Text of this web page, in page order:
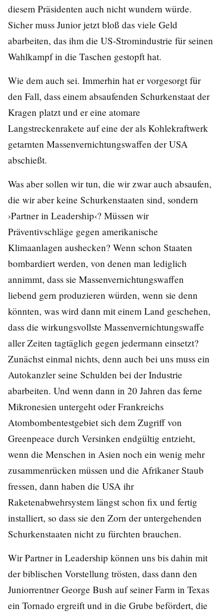
diesem Präsidenten auch nicht wundern würde.
Sicher muss Junior jetzt bloß das viele Geld
abarbeiten, das ihm die US-Stromindustrie für seinen
Wahlkampf in die Taschen gestopft hat.
Wie dem auch sei. Immerhin hat er vorgesorgt für
den Fall, dass einem absaufenden Schurkenstaat der
Kragen platzt und er eine atomare
Langstreckenrakete auf eine der als Kohlekraftwerk
getarnten Massenvernichtungswaffen der USA
abschießt.
Was aber sollen wir tun, die wir zwar auch absaufen,
die wir aber keine Schurkenstaaten sind, sondern
›Partner in Leadership‹? Müssen wir
Präventivschläge gegen amerikanische
Klimaanlagen aushecken? Wenn schon Staaten
bombardiert werden, von denen man lediglich
annimmt, dass sie Massenvernichtungswaffen
liebend gern produzieren würden, wenn sie denn
könnten, was wird dann mit einem Land geschehen,
dass die wirkungsvollste Massenvernichtungswaffe
aller Zeiten tagtäglich gegen jedermann einsetzt?
Zunächst einmal nichts, denn auch bei uns muss ein
Autokanzler seine Schulden bei der Industrie
abarbeiten. Und wenn dann in 20 Jahren das ferne
Mikronesien untergeht oder Frankreichs
Atombombentestgebiet sich dem Zugriff von
Greenpeace durch Versinken endgültig entzieht,
wenn die Menschen in Asien noch ein wenig mehr
zusammenrücken müssen und die Afrikaner Staub
fressen, dann haben die USA ihr
Raketenabwehrsystem längst schon fix und fertig
installiert, so dass sie den Zorn der untergehenden
Schurkenstaaten nicht zu fürchten brauchen.
Wir Partner in Leadership können uns bis dahin mit
der biblischen Vorstellung trösten, dass dann den
Juniorrentner George Bush auf seiner Farm in Texas
ein Tornado ergreift und in die Grube befördert, die